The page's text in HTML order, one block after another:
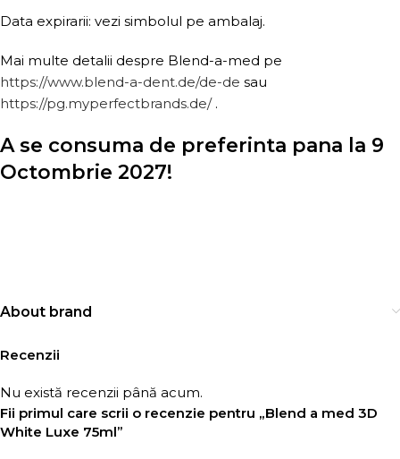
Data expirarii: vezi simbolul pe ambalaj.
Mai multe detalii despre Blend-a-med pe
https://www.blend-a-dent.de/de-de sau
https://pg.myperfectbrands.de/.
A se consuma de preferinta pana la 9
Octombrie 2027!
About brand
Recenzii
Nu există recenzii până acum.
Fii primul care scrii o recenzie pentru „Blend a med 3D
White Luxe 75ml”